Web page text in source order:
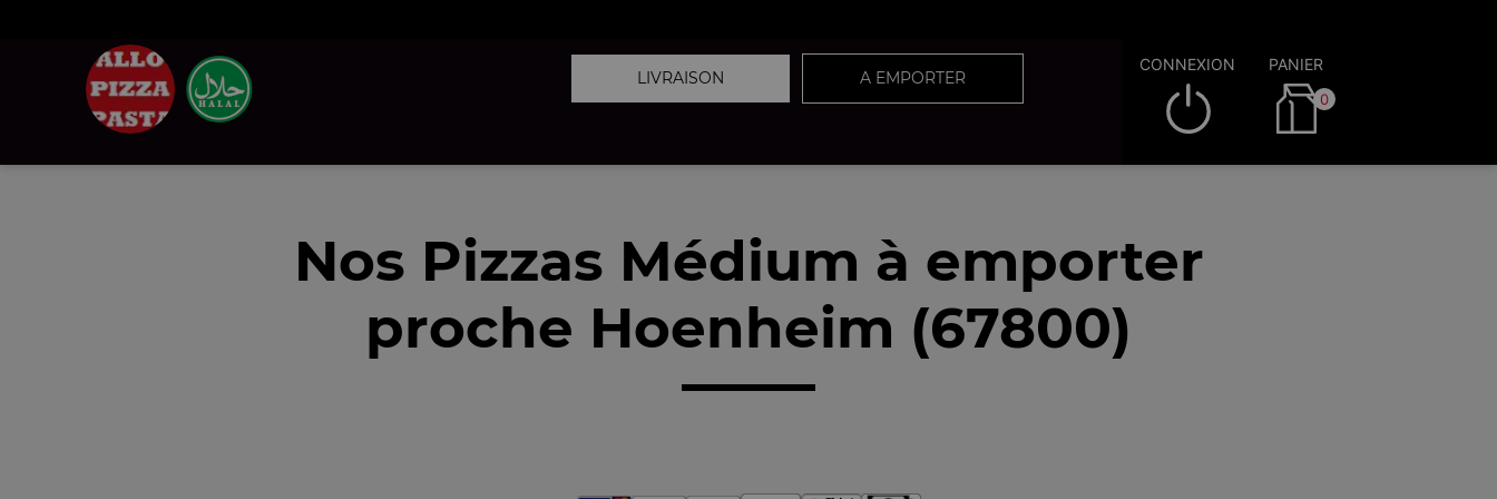
LIVRAISON A EMPORTER
CONNEXION PANIER
0
Nos Pizzas Médium à emporter
proche Hoenheim (67800)